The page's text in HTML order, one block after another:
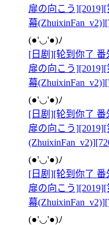
扉の向こう
幕
(●'◡'●)ﾉ
[日剧][轮到你了 番
扉の向こう
幕
(●'◡'●)ﾉ
[日剧][轮到你了 番
扉の向こう
(●'◡'●)ﾉ
[日剧][轮到你了 番
扉の向こう
幕
(●'◡'●)ﾉ